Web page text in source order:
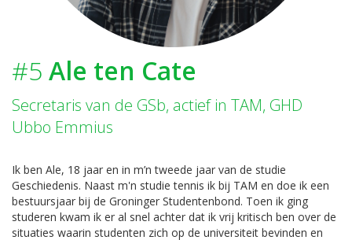
#5 Ale ten Cate
Secretaris van de GSb, actief in TAM, GHD
Ubbo Emmius
Ik ben Ale, 18 jaar en in m’n tweede jaar van de studie
Geschiedenis. Naast m'n studie tennis ik bij TAM en doe ik een
bestuursjaar bij de Groninger Studentenbond. Toen ik ging
studeren kwam ik er al snel achter dat ik vrij kritisch ben over de
situaties waarin studenten zich op de universiteit bevinden en